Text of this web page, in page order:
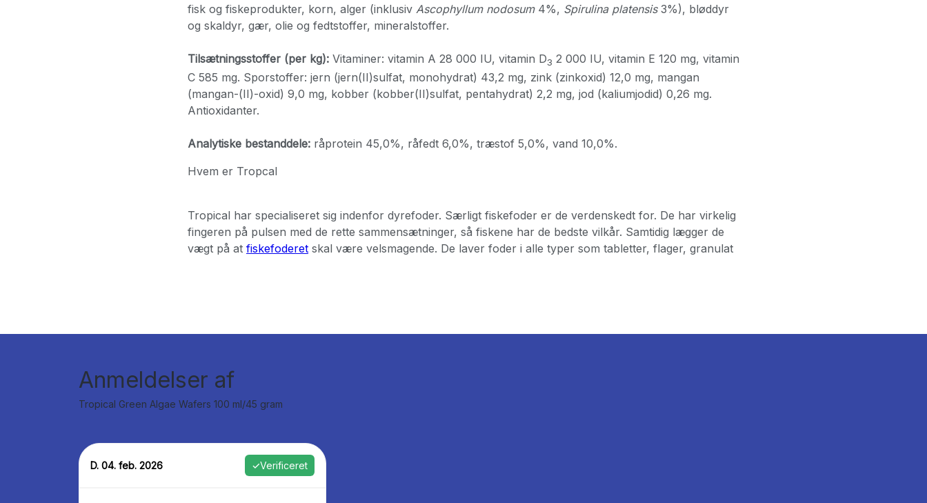
fisk og fiskeprodukter, korn, alger (inklusiv Ascophyllum nodosum4%, Spirulina platensis 3%), bløddyr
og skaldyr, gær, olie og fedtstoffer, mineralstoffer.
Tilsætningsstoffer (per kg): Vitaminer: vitamin A 28 000 IU, vitamin D3 2 000 IU, vitamin E 120 mg, vitamin
C 585 mg. Sporstoffer: jern (jern(II)sulfat, monohydrat) 43,2 mg, zink (zinkoxid) 12,0 mg, mangan
(mangan-(II)-oxid) 9,0 mg, kobber (kobber(II)sulfat, pentahydrat) 2,2 mg, jod (kaliumjodid) 0,26 mg.
Antioxidanter.
Analytiske bestanddele: råprotein 45,0%, råfedt 6,0%, træstof 5,0%, vand 10,0%.
Hvem er Tropcal
Tropical har specialiseret sig indenfor dyrefoder. Særligt fiskefoder er de verdenskedt for. De har virkelig
fingeren på pulsen med de rette sammensætninger, så fiskene har de bedste vilkår. Samtidig lægger de
vægt på at fiskefoderet skal være velsmagende. De laver foder i alle typer som tabletter, flager, granulat
Anmeldelser af
Tropical Green Algae Wafers 100 ml/45 gram
D. 04. feb. 2026 ✓Verificeret